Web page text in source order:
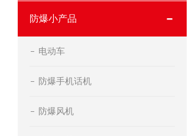
防爆小产品
电动车
防爆手机话机
防爆风机